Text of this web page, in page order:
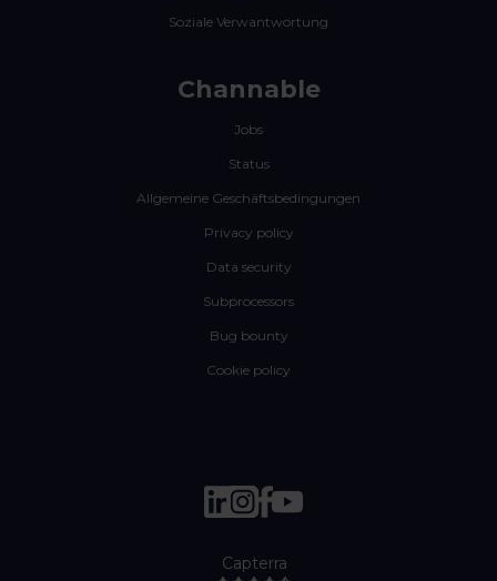
Soziale Verwantwortung
Channable
Jobs
Status
Allgemeine Geschäftsbedingungen
Privacy policy
Data security
Subprocessors
Bug bounty
Cookie policy
Capterra